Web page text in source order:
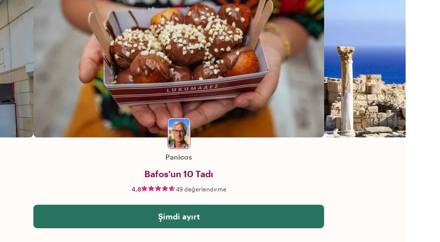
Panicos
Bafos'un 10 Tadı
4,8 49 değerlendirme
Şimdi ayırt